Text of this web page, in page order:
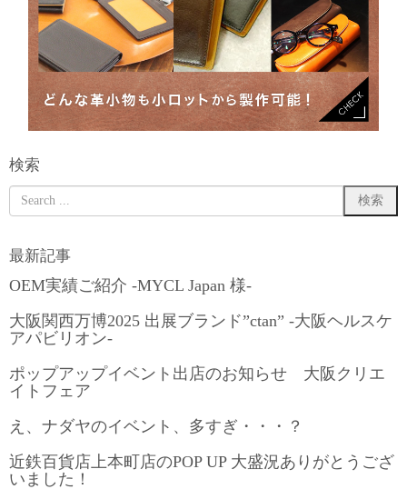
検索
最新記事
OEM実績ご紹介 -MYCL Japan 様-
大阪関西万博2025 出展ブランド”ctan” -大阪ヘルスケ
アパビリオン-
ポップアップイベント出店のお知らせ 大阪クリエ
イトフェア
え、ナダヤのイベント、多すぎ・・・？
近鉄百貨店上本町店のPOP UP 大盛況ありがとうござ
いました！